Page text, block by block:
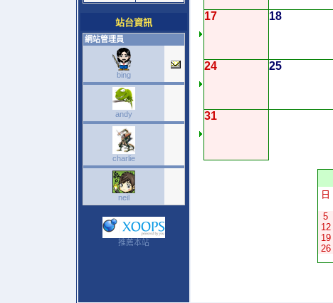
站台資訊
網站管理員
bing
andy
charlie
neil
推薦本站
17 18
24 25
31
日
5
12
19
26